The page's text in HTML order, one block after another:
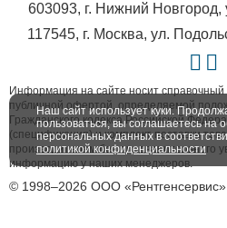
603093, г. Нижний Новгород,
117545, г. Москва, ул.
Информация на сайте носит справочный
публичной офертой, определяемой
Гражданского кодекса Российской
(спецификация) и комплект поставки
производителем без предварительного
информацию у наших менеджеров.
© 1998–2026 ООО «Рентгенсервис»
Наш сайт использует куки.
пользоваться, вы соглашаетесь на
персональных данных в
политикой конфиденциальности